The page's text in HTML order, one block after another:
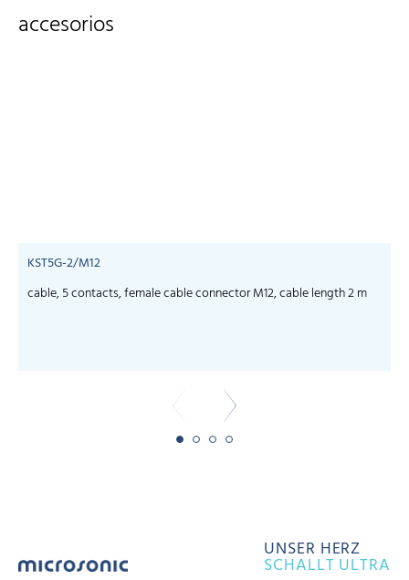
accesorios
KST5G-2/M12
cable, 5 contacts, female cable connector M12, cable length 2 m
UNSER HERZ
SCHALLT ULTRA